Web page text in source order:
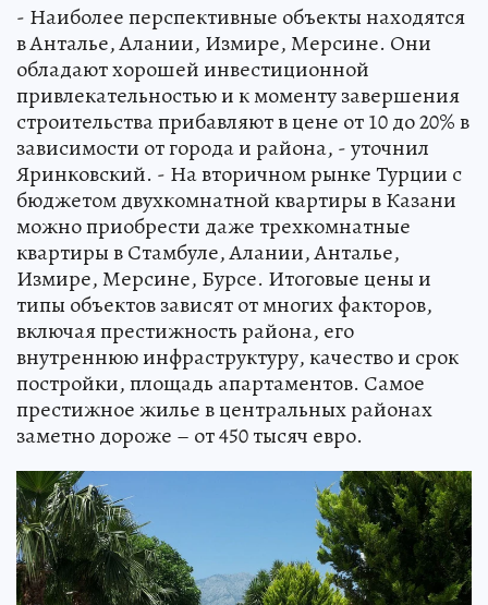
- Наиболее перспективные объекты находятся
в Анталье, Алании, Измире, Мерсине. Они
обладают хорошей инвестиционной
привлекательностью и к моменту завершения
строительства прибавляют в цене от 10 до 20% в
зависимости от города и района, - уточнил
Яринковский. - На вторичном рынке Турции с
бюджетом двухкомнатной квартиры в Казани
можно приобрести даже трехкомнатные
квартиры в Стамбуле, Алании, Анталье,
Измире, Мерсине, Бурсе. Итоговые цены и
типы объектов зависят от многих факторов,
включая престижность района, его
внутреннюю инфраструктуру, качество и срок
постройки, площадь апартаментов. Самое
престижное жилье в центральных районах
заметно дороже – от 450 тысяч евро.